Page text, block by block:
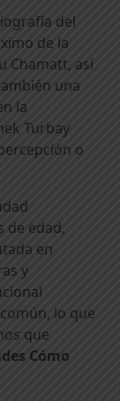
del
de la
Chamatt, así
una
la
Turbay
o
de edad,
en
y
lo que
que
Cómo